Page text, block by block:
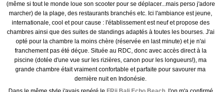
(même si tout le monde loue son scooter pour se déplacer...mais perso j'adore
marcher) de la plage, des restaurants branchés etc. Ici l'ambiance est jeune,
internationale, cool et pour cause : l'établissement est neuf et propose des
chambres ainsi que des suites de standings adaptés à toutes les bourses. J'ai
opté pour la chambre la moins chère (réservée en last minute) et je n'ai
franchement pas été déçue. Située au RDC, donc avec accès direct à la
piscine (dotée d'une vue sur les rizières, canon pour les longueurs!), ma
grande chambre était vraiment confortable et parfaite pour savourer ma
dernière nuit en Indonésie.